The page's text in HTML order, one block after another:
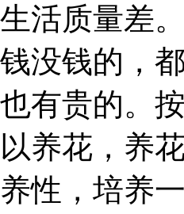
生活质量差
钱没钱的，
也有贵的。
以养花，养
养性，培养